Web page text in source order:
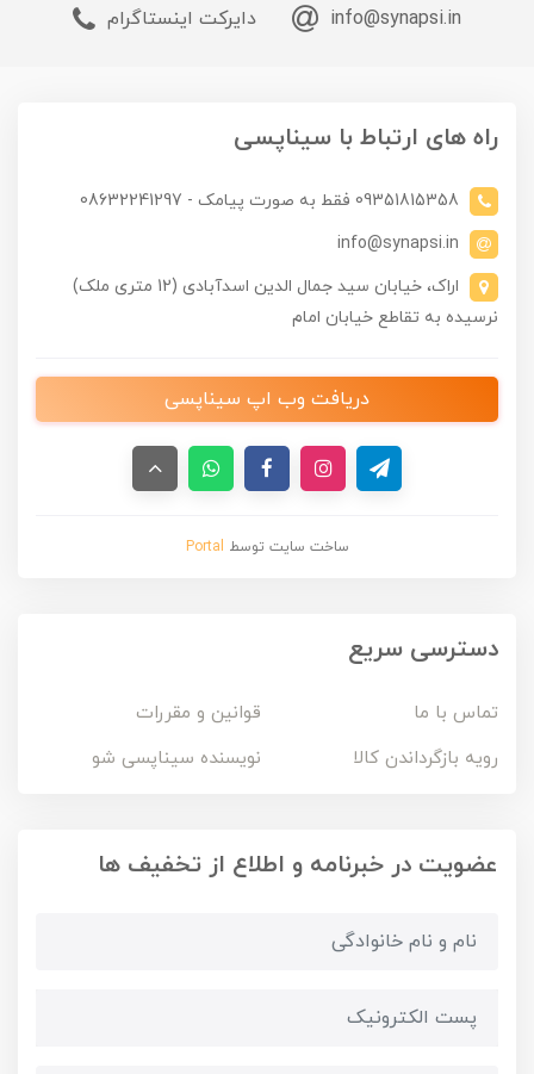
info@synapsi.in دایرکت اینستاگرام
راه های ارتباط با سیناپسی
09351815358 فقط به صورت پیامک - 08632241297
info@synapsi.in
اراک، خیابان سید جمال الدین اسدآبادی (12 متری ملک)
نرسیده به تقاطع خیابان امام
دریافت وب اپ سیناپسی
ساخت سایت توسط Portal
دسترسی سریع
تماس با ما
قوانین و مقررات
رویه بازگرداندن کالا
نویسنده سیناپسی شو
عضویت در خبرنامه و اطلاع از تخفیف ها